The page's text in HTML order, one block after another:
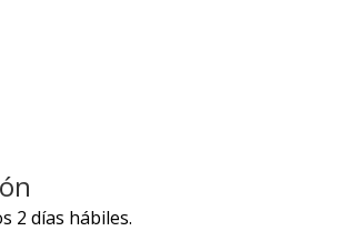
2 días hábiles.